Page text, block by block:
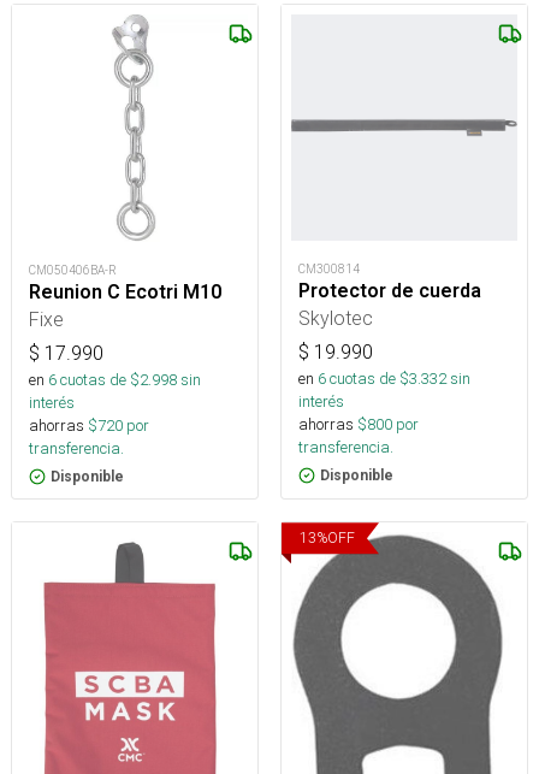
CM050406BA-R
Reunion C Ecotri M10
Fixe
$ 17.990
en 6cuotas de $2.998sin
interés
ahorras $720 por
transferencia.
Disponible
CM300814
Protector de cuerda
Skylotec
$ 19.990
en 6cuotas de $3.332sin
interés
ahorras $800 por
transferencia.
Disponible
13%OFF